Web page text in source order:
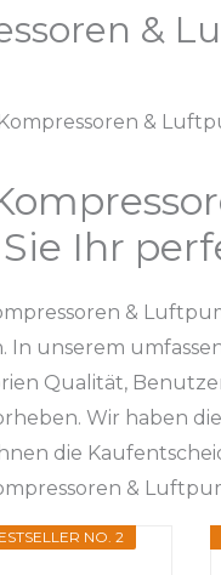
&
&
Ihr
&
unserem
Qualität,
Wir haben
die
&
NO. 2